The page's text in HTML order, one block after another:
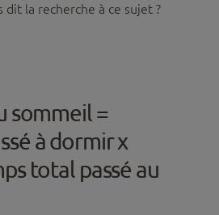
dit la recherche à ce sujet ?
sommeil =
à dormir x
total passé au